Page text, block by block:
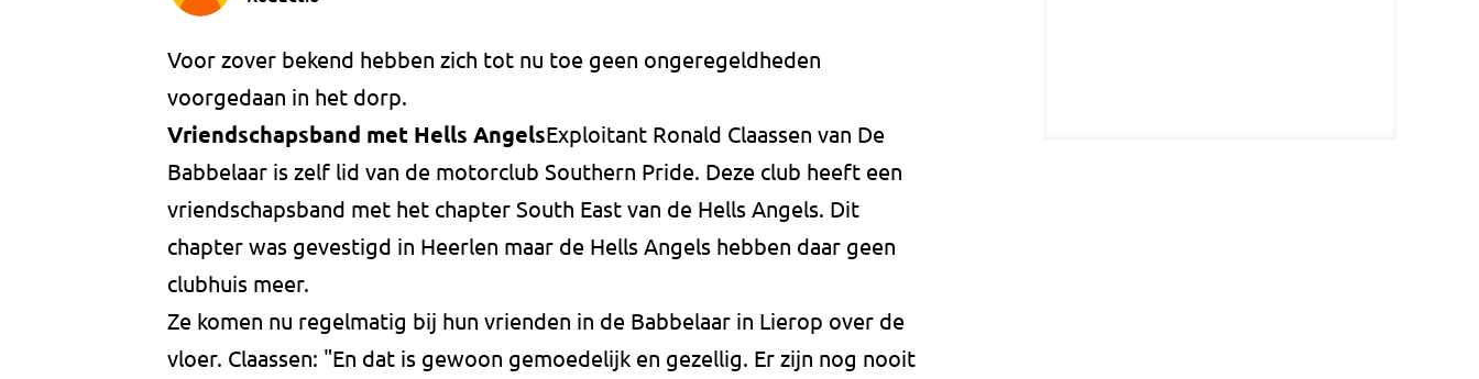
Voor zover bekend hebben zich tot nu toe geen ongeregeldheden
voorgedaan in het dorp.
Vriendschapsband met Hells AngelsExploitant Ronald Claassen van De
Babbelaar is zelf lid van de motorclub Southern Pride. Deze club heeft een
vriendschapsband met het chapter South East van de Hells Angels. Dit
chapter was gevestigd in Heerlen maar de Hells Angels hebben daar geen
clubhuis meer.
Ze komen nu regelmatig bij hun vrienden in de Babbelaar in Lierop over de
vloer. Claassen: "En dat is gewoon gemoedelijk en gezellig. Er zijn nog nooit